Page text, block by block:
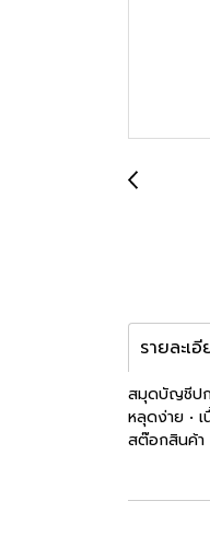
รายละเ
สมุดบัญชีปก
หลุดง่าย •
สต๊อกสินค้า